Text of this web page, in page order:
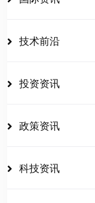
技术前沿
投资资讯
政策资讯
科技资讯